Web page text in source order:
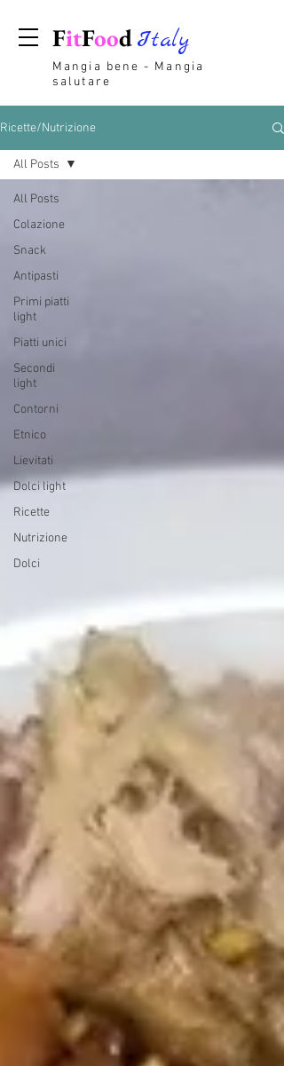
FitFoodItaly
Mangia bene - Mangia
salutare
Ricette/Nutrizione
All Posts
Colazione
Snack
Antipasti
Primi piatti
light
Piatti unici
Secondi
light
Contorni
Etnico
Lievitati
Dolci light
Ricette
Nutrizione
Dolci
All Posts